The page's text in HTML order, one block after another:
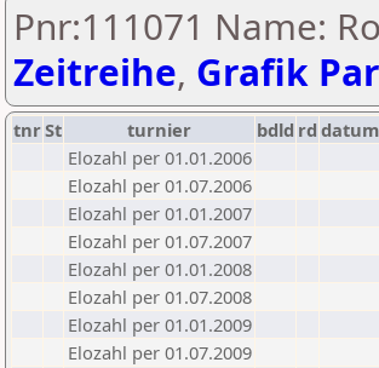
Pnr:111071 Name:
Zeitreihe, Grafik
tnrSt turnier bdld rd datum
Elozahl per 01.01.2006
Elozahl per 01.07.2006
Elozahl per 01.01.2007
Elozahl per 01.07.2007
Elozahl per 01.01.2008
Elozahl per 01.07.2008
Elozahl per 01.01.2009
Elozahl per 01.07.2009